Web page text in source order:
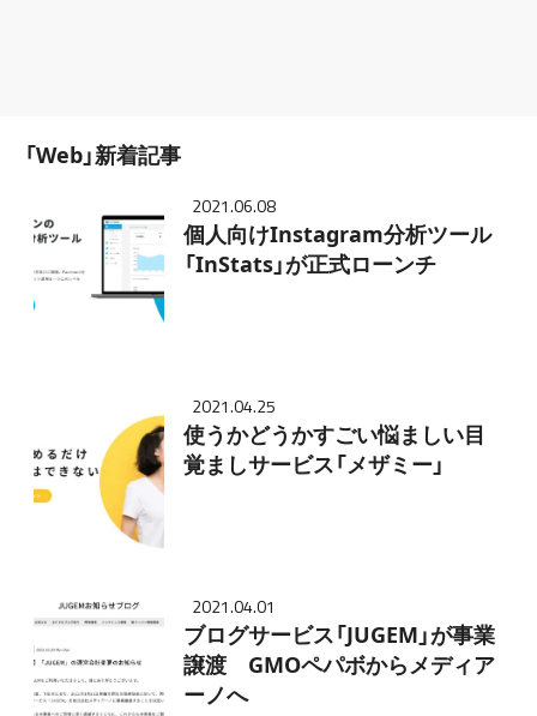
「Web」新着記事
2021.06.08
個人向けInstagram分析ツール
「InStats」が正式ローンチ
2021.04.25
使うかどうかすごい悩ましい目
覚ましサービス「メザミー」
2021.04.01
ブログサービス「JUGEM」が事業
譲渡 GMOペパボからメディア
ーノへ